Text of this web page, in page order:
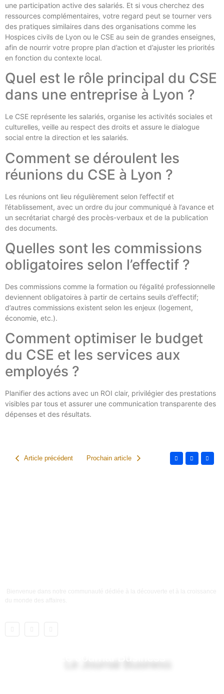
une participation active des salariés. Et si vous cherchez des
ressources complémentaires, votre regard peut se tourner vers
des pratiques similaires dans des organisations comme les
Hospices civils de Lyon ou le CSE au sein de grandes enseignes,
afin de nourrir votre propre plan d’action et d’ajuster les priorités
en fonction du contexte local.
Quel est le rôle principal du CSE
dans une entreprise à Lyon ?
Le CSE représente les salariés, organise les activités sociales et
culturelles, veille au respect des droits et assure le dialogue
social entre la direction et les salariés.
Comment se déroulent les
réunions du CSE à Lyon ?
Les réunions ont lieu régulièrement selon l’effectif et
l’établissement, avec un ordre du jour communiqué à l’avance et
un secrétariat chargé des procès-verbaux et de la publication
des documents.
Quelles sont les commissions
obligatoires selon l’effectif ?
Des commissions comme la formation ou l’égalité professionnelle
deviennent obligatoires à partir de certains seuils d’effectif;
d’autres commissions existent selon les enjeux (logement,
économie, etc.).
Comment optimiser le budget
du CSE et les services aux
employés ?
Planifier des actions avec un ROI clair, privilégier des prestations
visibles par tous et assurer une communication transparente des
dépenses et des résultats.
Article précédent Prochain article
Bienvenue dans notre communauté dédiée à la découverte et à la croissance
du monde des affaires.